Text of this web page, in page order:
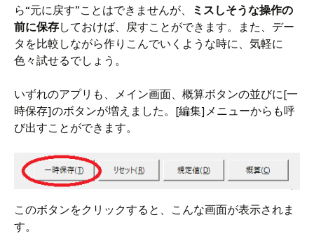
ら“元に戻す”ことはできませんが、
ミスしそうな操作の
前に保存しておけば、戻すことができます。また、デー
タを比較しながら作りこんでいくような時に、気軽に
色々試せるでしょう。
いずれのアプリも、メイン画面、概算ボタンの並びに[一
時保存]のボタンが増えました。[編集]メニューからも呼
び出すことができます。
このボタンをクリックすると、こんな画面が表示されま
す。